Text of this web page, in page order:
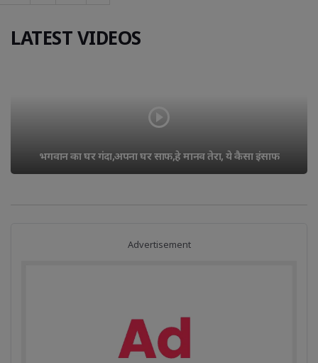
LATEST VIDEOS
भगवान का घर गंदा,अपना घर साफ,हे मानव तेरा, ये कैसा इंसाफ
Advertisement